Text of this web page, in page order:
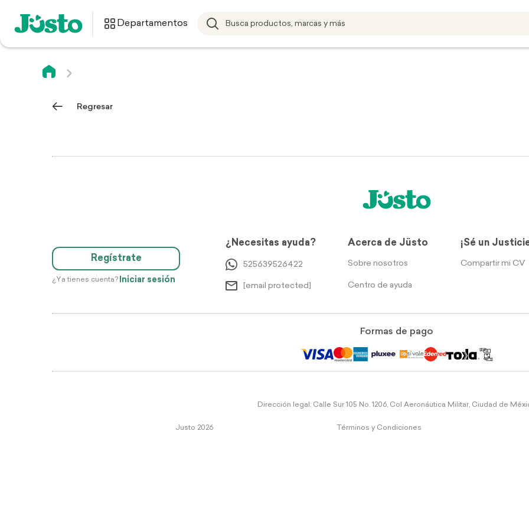
Departamentos
Regresar
Regístrate
¿Ya tienes cuenta? Iniciar sesión
¿Necesitas ayuda?
525639526422
[email protected]
Acerca de Jüsto
Sobre nosotros
Centro de ayuda
¡Sé un
Compartir mi CV
Formas de pago
Dirección legal: Calle Sur 105 No. 1206, Col Aeronáutica Militar, Ciudad de
Justo 2026 Términos y Condiciones